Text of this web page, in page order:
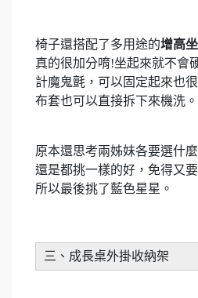
椅子還搭配了多用途的增高
真的很加分唷!坐起來就不會
計魔鬼氈，可以固定起來也
布套也可以直接拆下來機洗。
原本還思考兩姊妹各要選什
還是都挑一樣的好，免得又
所以最後挑了藍色星星。
三、成長桌外掛收納架